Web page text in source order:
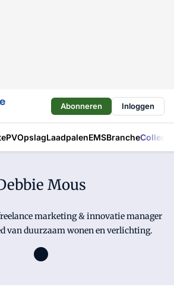
Abonneren Inloggen
PVOpslagLaadpalenEMSBranche
Mous
marketing & innovatie manager
van duurzaam wonen en verlichting.